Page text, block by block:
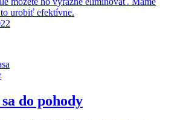
urobiť efektívne.
do pohody